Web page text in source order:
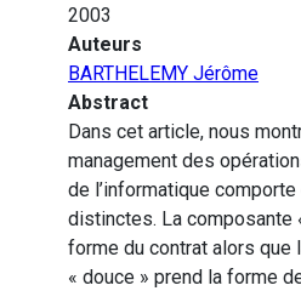
2003
Auteurs
BARTHELEMY Jérôme
Abstract
Dans cet article, nous
management des
de l’informatique
distinctes. La composante
forme du contrat alors que
« douce » prend la forme